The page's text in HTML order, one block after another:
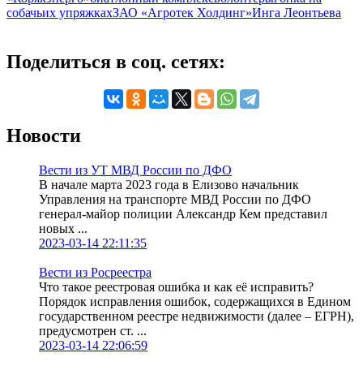
собачьих упряжкахЗАО «Агротек Холдинг»Инга Леонтьева
Поделиться в соц. сетях:
Новости
Вести из УТ МВД России по ДФО
В начале марта 2023 года в Елизово начальник
Управления на транспорте МВД России по ДФО
генерал-майор полиции Александр Кем представил
новых ...
2023-03-14 22:11:35
Вести из Росреестра
Что такое реестровая ошибка и как её исправить?
Порядок исправления ошибок, содержащихся в Едином
государственном реестре недвижимости (далее – ЕГРН),
предусмотрен ст. ...
2023-03-14 22:06:59